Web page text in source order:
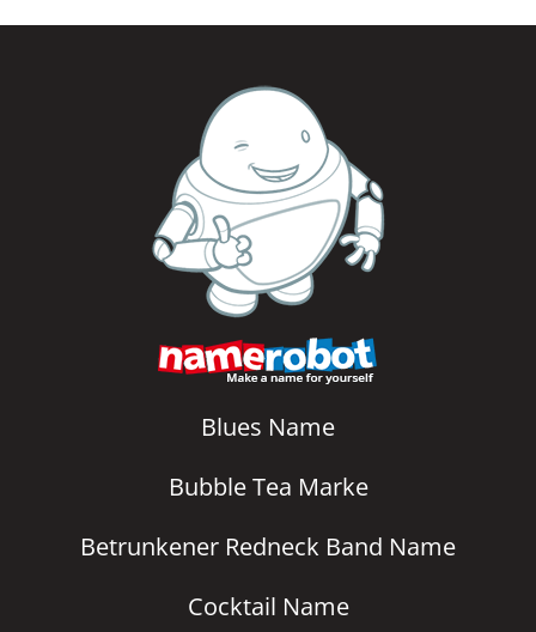
Blues Name
Bubble Tea Marke
Betrunkener Redneck Band Name
Cocktail Name